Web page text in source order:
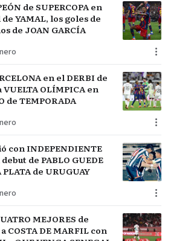
de SUPERCOPA en
YAMAL, los goles de
de JOAN GARCÍA
en el DERBI de
VUELTA OLÍMPICA en
de TEMPORADA
con INDEPENDIENTE
de PABLO GUEDE
de URUGUAY
MEJORES de
COSTA DE MARFIL con